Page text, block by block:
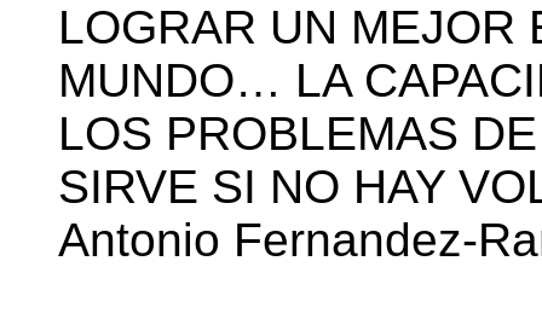
LOGRAR UN MEJOR
MUNDO… LA
LOS PROBLEMAS
SIRVE SI NO HAY
Antonio Fernandez-